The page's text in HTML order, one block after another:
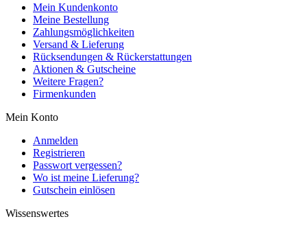
Mein Kundenkonto
Meine Bestellung
Zahlungsmöglichkeiten
Versand & Lieferung
Rücksendungen & Rückerstattungen
Aktionen & Gutscheine
Weitere Fragen?
Firmenkunden
Mein Konto
Anmelden
Registrieren
Passwort vergessen?
Wo ist meine Lieferung?
Gutschein einlösen
Wissenswertes